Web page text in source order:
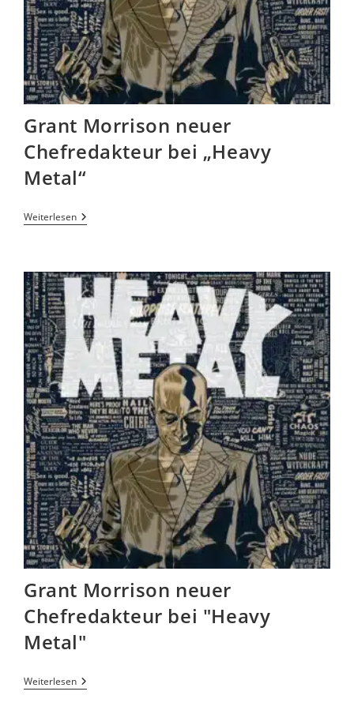
Grant Morrison neuer
Chefredakteur bei „Heavy
Metal“
Weiterlesen
Grant Morrison neuer
Chefredakteur bei "Heavy
Metal"
Weiterlesen